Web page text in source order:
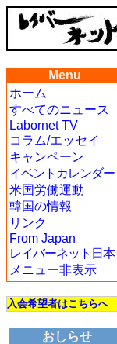
Menu
ホーム
すべてのニュース
Labornet TV
コラム/エッセイ
キャンペーン
イベントカレンダー
米国労働運動
韓国の情報
リンク
From Japan
レイバーネット日本
メニュー非表示
入会希望者はこちらへ
おしらせ